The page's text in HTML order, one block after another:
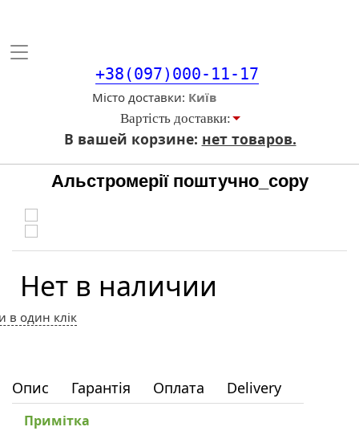
Toggle
+38(097)000-11-17
Місто доставки
Вартiсть доставки:
В вашей корзине: нет товаров.
Альстромерії поштучно_copy
Нет в наличии
в один клік
Опис Гарантія Оплата Delivery
Примітка